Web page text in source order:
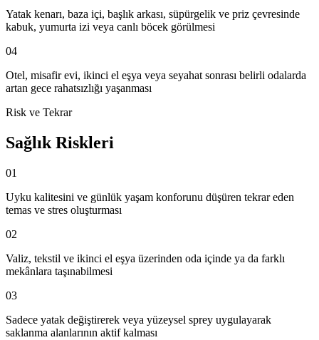
Yatak kenarı, baza içi, başlık arkası, süpürgelik ve priz çevresinde
kabuk, yumurta izi veya canlı böcek görülmesi
04
Otel, misafir evi, ikinci el eşya veya seyahat sonrası belirli odalarda
artan gece rahatsızlığı yaşanması
Risk ve Tekrar
Sağlık Riskleri
01
Uyku kalitesini ve günlük yaşam konforunu düşüren tekrar eden
temas ve stres oluşturması
02
Valiz, tekstil ve ikinci el eşya üzerinden oda içinde ya da farklı
mekânlara taşınabilmesi
03
Sadece yatak değiştirerek veya yüzeysel sprey uygulayarak
saklanma alanlarının aktif kalması